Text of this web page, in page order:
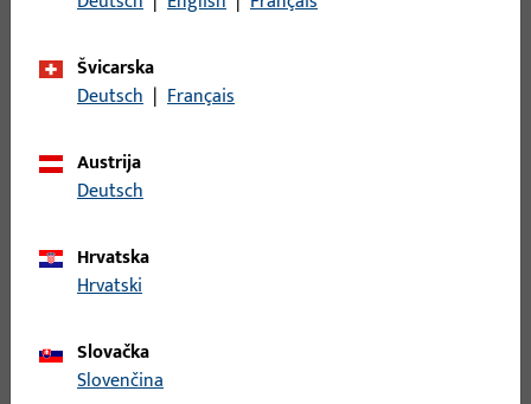
Opis površine
Jedinica pakiranja
Prijava
Prijavite se podacima kupca da biste dobili informacije o
cijeni ili naručili artikle
Švicarska
Deutsch | Français
Austrija
Deutsch
Hrvatska
Hrvatski
Slovačka
Slovenčina